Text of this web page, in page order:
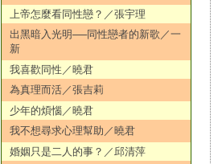
上帝怎麼看同性戀？／張宇理
出黑暗入光明──同性戀者的新歌／一
新
我喜歡同性／曉君
為真理而活／張吉莉
少年的煩惱／曉君
我不想尋求心理幫助／曉君
婚姻只是二人的事？／邱清萍